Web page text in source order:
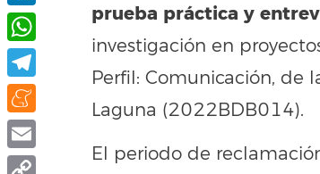
prueba práctica y
investigación en
Perfil: Comunicación, de
Laguna (2022BDB014).
El periodo de
LinkedIn
WhatsApp
Telegram
Meneame
Email